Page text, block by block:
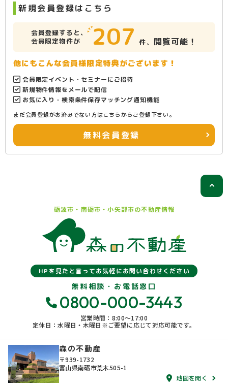
新規会員登録はこちら
会員登録すると、
会員限定物件が
207 件、 閲覧可能！
他にもこんな会員様限定特典がございます！
会員限定イベント・セミナーにご招待
新規物件情報をメールで配信
お気に入り・検索条件保存マッチング通知機能
まだ会員登録がお済みでない方はこちらからご登録下さい。
無料会員登録
砺波市・南砺市・小矢部市の不動産情報
HPを見たと言ってお気軽にお問い合わせください
無料相談・お電話窓口
0800-000-3443
営業時間：8:00〜17:00
定休日：水曜日・木曜日※ご要望に応じて対応可能です。
森の不動産
〒939-1732
富山県南砺市荒木505-1
地図を開く